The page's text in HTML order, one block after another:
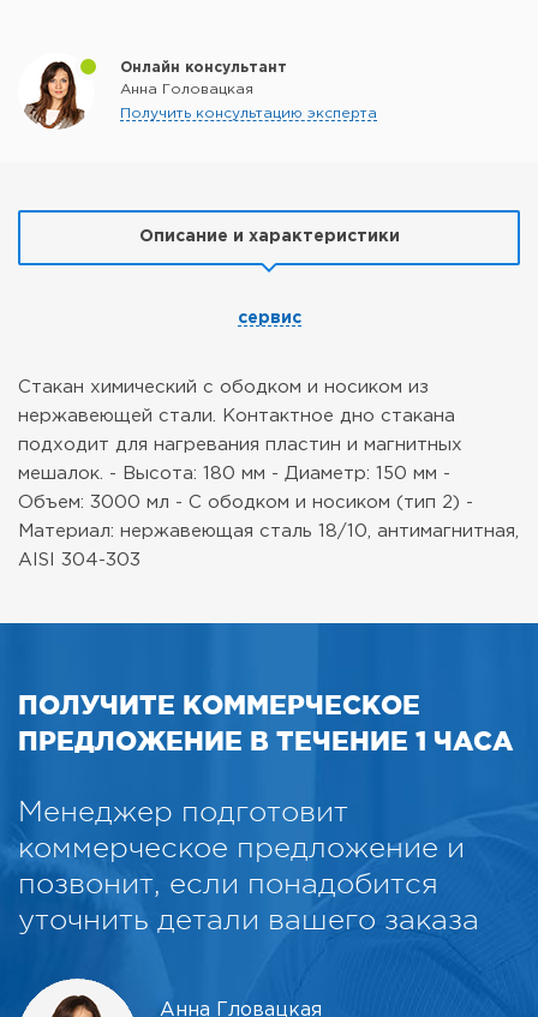
Онлайн консультант
Анна Головацкая
Получить консультацию эксперта
Описание и характеристики
сервис
Стакан химический с ободком и носиком из
нержавеющей стали.
Контактное дно стакана
подходит для нагревания пластин и магнитных
мешалок.
- Высота: 180 мм - Диаметр: 150 мм -
Объем: 3000 мл - С ободком и носиком (тип 2) -
Материал: нержавеющая сталь 18/10, антимагнитная,
AISI 304-303
ПОЛУЧИТЕ КОММЕРЧЕСКОЕ
ПРЕДЛОЖЕНИЕ В ТЕЧЕНИЕ 1 ЧАСА
Менеджер подготовит
коммерческое предложение и
позвонит, если понадобится
уточнить детали вашего заказа
Анна Гловацкая